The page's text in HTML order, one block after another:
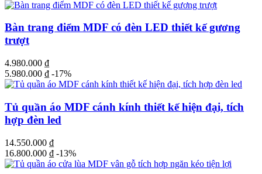
Bàn trang điểm MDF có đèn LED thiết kế gương
trượt
4.980.000 ₫
5.980.000 ₫ -17%
Tủ quần áo MDF cánh kính thiết kế hiện đại, tích
hợp đèn led
14.550.000 ₫
16.800.000 ₫ -13%